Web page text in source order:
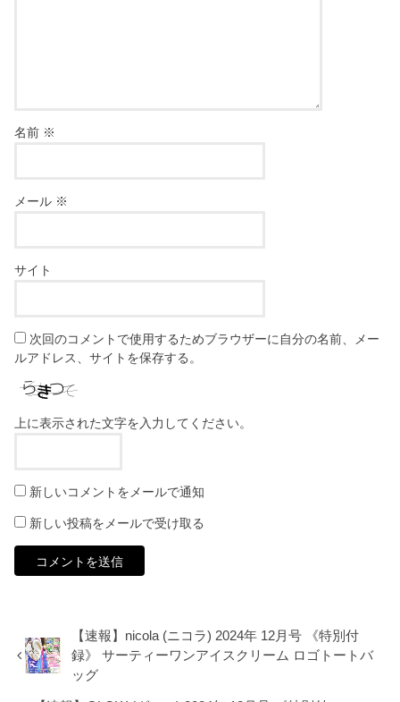
名前 ※
メール ※
サイト
次回のコメントで使用するためブラウザーに自分の名前、メー
ルアドレス、サイトを保存する。
上に表示された文字を入力してください。
新しいコメントをメールで通知
新しい投稿をメールで受け取る
【速報】nicola (ニコラ) 2024年 12月号 《特別付
録》 サーティーワンアイスクリーム ロゴトートバ
ッグ